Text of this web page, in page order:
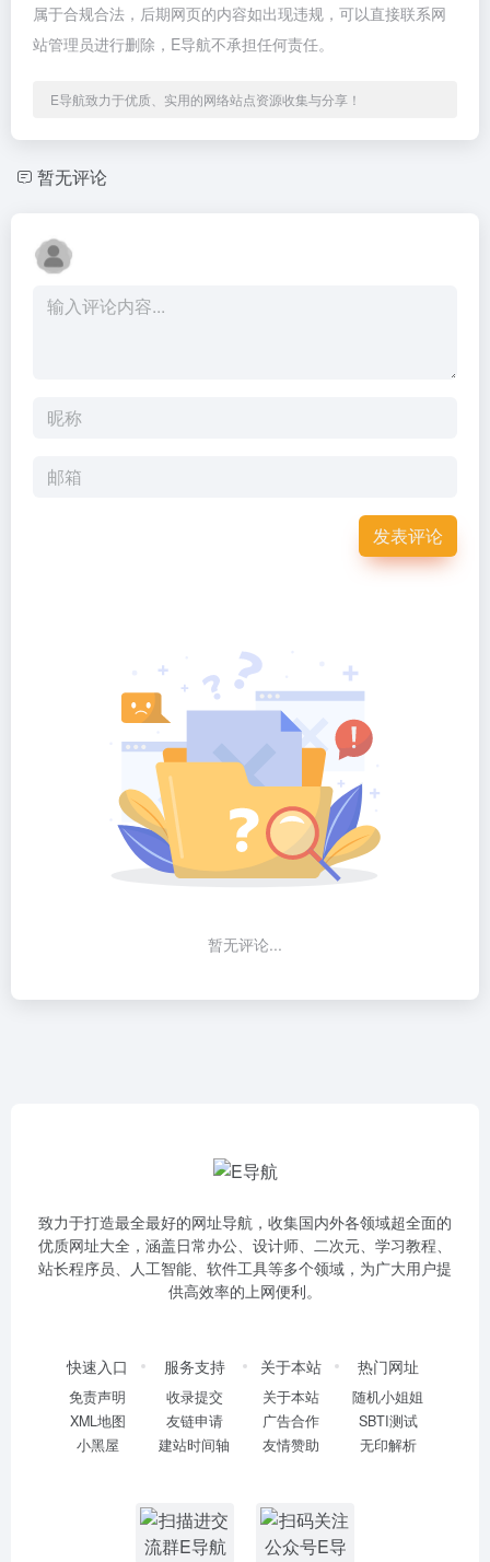
属于合规合法，后期网页的内容如出现违规，可以直接联系网
站管理员进行删除，E导航不承担任何责任。
E导航致力于优质、实用的网络站点资源收集与分享！
暂无评论
发表评论
暂无评论...
致力于打造最全最好的网址导航，收集国内外各领域超全面的
优质网址大全，涵盖日常办公、设计师、二次元、学习教程、
站长程序员、人工智能、软件工具等多个领域，为广大用户提
供高效率的上网便利。
快速入口
免责声明
XML地图
小黑屋
服务支持
收录提交
友链申请
建站时间轴
关于本站
关于本站
广告合作
友情赞助
热门网址
随机小姐姐
SBTI测试
无印解析